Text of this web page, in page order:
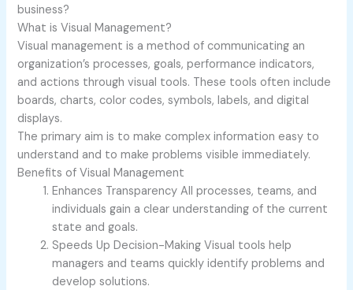
business?
What is Visual Management?
Visual management is a method of communicating an
organization’s processes, goals, performance indicators,
and actions through visual tools. These tools often include
boards, charts, color codes, symbols, labels, and digital
displays.
The primary aim is to make complex information easy to
understand and to make problems visible immediately.
Benefits of Visual Management
Enhances Transparency All processes, teams, and
individuals gain a clear understanding of the current
state and goals.
Speeds Up Decision-Making Visual tools help
managers and teams quickly identify problems and
develop solutions.